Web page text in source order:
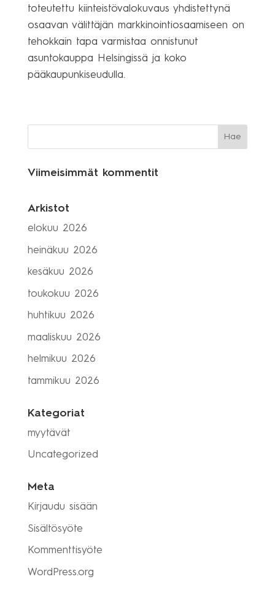
toteutettu kiinteistövalokuvaus yhdistettynä
osaavan välittäjän markkinointiosaamiseen on
tehokkain tapa varmistaa onnistunut
asuntokauppa Helsingissä ja koko
pääkaupunkiseudulla.
Viimeisimmät kommentit
Arkistot
elokuu 2026
heinäkuu 2026
kesäkuu 2026
toukokuu 2026
huhtikuu 2026
maaliskuu 2026
helmikuu 2026
tammikuu 2026
Kategoriat
myytävät
Uncategorized
Meta
Kirjaudu sisään
Sisältösyöte
Kommenttisyöte
WordPress.org